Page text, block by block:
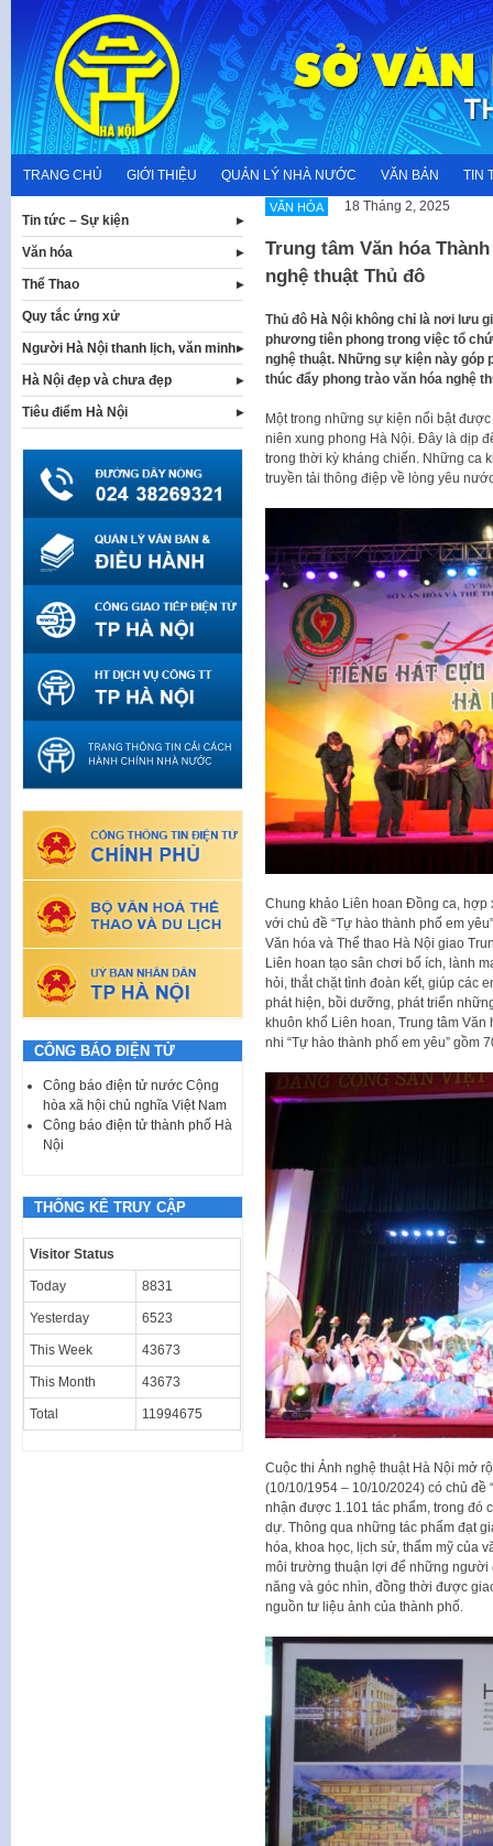
content
TRANG CHỦ GIỚI THIỆU QUẢN LÝ NHÀ NƯỚC VĂN BẢN TIN
VĂN HÓA 18 Tháng 2, 2025
Trung tâm Văn hóa
nghệ thuật Thủ đô
Thủ đô Hà Nội không chỉ là nơi lưu
phương tiên phong trong việc tổ
nghệ thuật. Những sự kiện này góp
thúc đẩy phong trào văn hóa nghệ
Một trong những sự kiện nổi bật
niên xung phong Hà Nội. Đây là dịp
trong thời kỳ kháng chiến. Những ca
truyền tải thông điệp về lòng yêu
Chung khảo Liên hoan Đồng ca, hợp
với chủ đề “Tự hào thành phố em
Văn hóa và Thể thao Hà Nội giao
Liên hoan tạo sân chơi bổ ích, lành
hỏi, thắt chặt tình đoàn kết, giúp các
phát hiện, bồi dưỡng, phát triển
khuôn khổ Liên hoan, Trung tâm
nhi “Tự hào thành phố em yêu” gồm
Cuộc thi Ảnh nghệ thuật Hà Nội mở
(10/10/1954 – 10/10/2024) có chủ đề
nhận được 1.101 tác phẩm, trong đó
dự. Thông qua những tác phẩm đạt
hóa, khoa học, lịch sử, thẩm mỹ của
môi trường thuận lợi để những người
năng và góc nhìn, đồng thời được
nguồn tư liệu ảnh của thành phố.
Tin tức – Sự kiện
Văn hóa
Thể Thao
Quy tắc ứng xử
Người Hà Nội thanh lịch, văn minh
Hà Nội đẹp và chưa đẹp
Tiêu điểm Hà Nội
CÔNG BÁO ĐIỆN TỬ
Công báo điện tử nước Cộng
hòa xã hội chủ nghĩa Việt Nam
Công báo điện tử thành phố Hà
Nội
THỐNG KÊ TRUY CẬP
Visitor Status
Today 8831
Yesterday 6523
This Week 43673
This Month 43673
Total 11994675